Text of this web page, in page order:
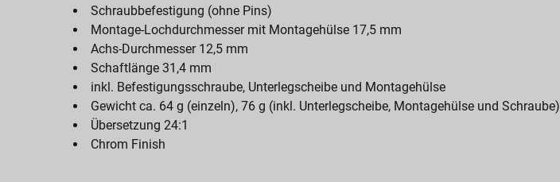
Schraubbefestigung (ohne Pins)
Montage-Lochdurchmesser mit Montagehülse 17,5 mm
Achs-Durchmesser 12,5 mm
Schaftlänge 31,4 mm
inkl. Befestigungsschraube, Unterlegscheibe und Montagehülse
Gewicht ca. 64 g (einzeln), 76 g (inkl. Unterlegscheibe, Montagehülse und Schraube)
Übersetzung 24:1
Chrom Finish